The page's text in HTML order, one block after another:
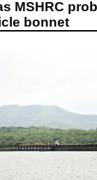
MSHRC
bonnet